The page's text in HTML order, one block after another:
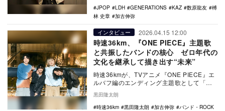
JPOP LDH GENERATIONS KAZ 数原龍友
榑
林 史章
加古伸弥
インタビュー 2026.04.15 12:00
時速36km、『ONE PIECE』主題歌
と共振したバンドの核心 ゼロ年代の
文化を継承して描き出す“未来”
時速36kmが、TVアニメ『ONE PIECE』エ
ルバフ編のエンディング主題歌として「そ
黒田隆太朗
時速36km
黒田隆太朗 加古伸弥 バンド・ROCK